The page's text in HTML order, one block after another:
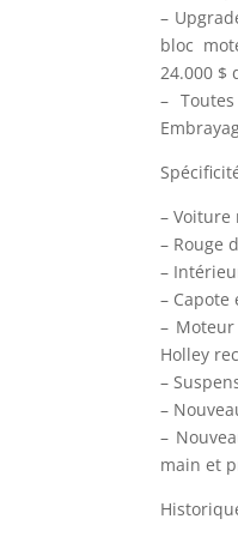
–
bloc
24.000 $
–
–
– Rouge
–
– Capote
–
Holley
–
–
–
main et